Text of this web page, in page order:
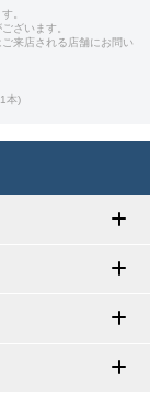
。
ざいます。
来店される店舗にお問い
本)